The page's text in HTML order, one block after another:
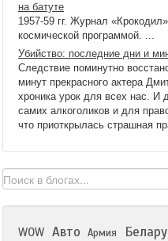
на батуте
1957-59 гг. Журнал
космической программой. ...
Убийство: последние дни и
Следствие поминутно
минут прекрасного актера
хроника урок для всех нас. И
самих алкоголиков и для
что приоткрылась страшная
WOW Авто Армия